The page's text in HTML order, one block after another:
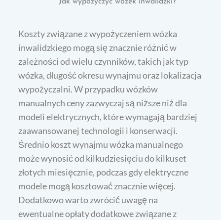
Jak wypożyczyć wózek inwalidzki?
Koszty związane z wypożyczeniem wózka
inwalidzkiego mogą się znacznie różnić w
zależności od wielu czynników, takich jak typ
wózka, długość okresu wynajmu oraz lokalizacja
wypożyczalni. W przypadku wózków
manualnych ceny zazwyczaj są niższe niż dla
modeli elektrycznych, które wymagają bardziej
zaawansowanej technologii i konserwacji.
Średnio koszt wynajmu wózka manualnego
może wynosić od kilkudziesięciu do kilkuset
złotych miesięcznie, podczas gdy elektryczne
modele mogą kosztować znacznie więcej.
Dodatkowo warto zwrócić uwagę na
ewentualne opłaty dodatkowe związane z